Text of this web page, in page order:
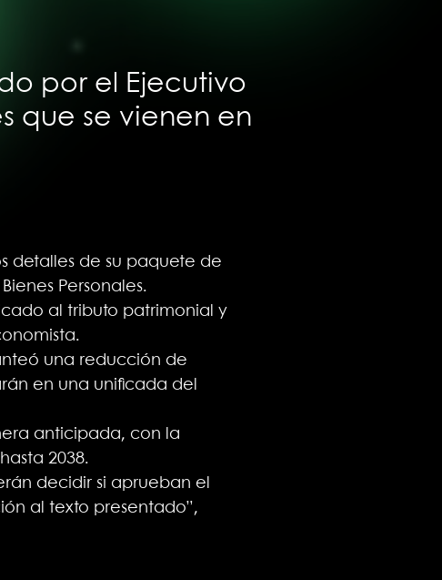
por el Ejecutivo
que se vienen en
detalles de su paquete de
Personales.
al tributo patrimonial y
una reducción de
en una unificada del
anticipada, con la
2038.
decidir si aprueban el
al texto presentado”,